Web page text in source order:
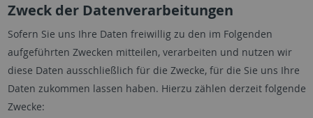
Zweck der Datenverarbeitungen
Sofern Sie uns Ihre Daten freiwillig zu den im Folgenden
aufgeführten Zwecken mitteilen, verarbeiten und nutzen wir
diese Daten ausschließlich für die Zwecke, für die Sie uns Ihre
Daten zukommen lassen haben. Hierzu zählen derzeit folgende
Zwecke: